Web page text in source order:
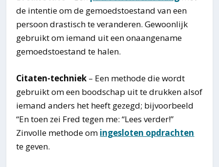
de intentie om de gemoedstoestand van een
persoon drastisch te veranderen. Gewoonlijk
gebruikt om iemand uit een onaangename
gemoedstoestand te halen.
Citaten-techniek – Een methode die wordt
gebruikt om een boodschap uit te drukken alsof
iemand anders het heeft gezegd; bijvoorbeeld
“En toen zei Fred tegen me: “Lees verder!”
Zinvolle methode om ingesloten opdrachten
te geven.